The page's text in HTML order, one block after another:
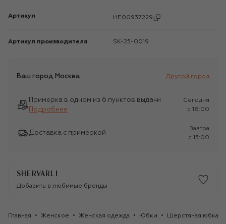
Артикул HE00937229
Артикул производителя SK-25-0019
Ваш город Москва Другой город
Примерка в одном из 6 пунктов выдачи
Подробнее
Сегодня
c 18:00
Доставка с примеркой
Завтра
c 13:00
SHERVARLI
Добавить в любимые бренды
Главная Женское Женская одежда Юбки Шерстяная юбка